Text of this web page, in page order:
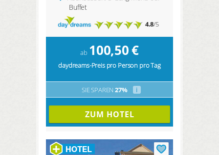
Buffet
4.8/5
ab 100,50€
daydreams-Preis pro Person pro Tag
SIE SPAREN 27% i
ZUM HOTEL